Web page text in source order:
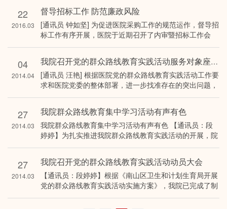
22
2016.03
督导招标工作 防范廉政风险
[通讯员 钟如坚] 为促进医院采购工作的规范运作，督导招
标工作有序开展，医院于近期召开了内审暨招标工作会
议，医院纪委书记张前明、工会…
04
2014.04
我院召开党的群众路线教育实践活动服务对象座谈会
[通讯员 汪艳] 根据医院党的群众路线教育实践活动工作要
求和医院党委的整体部署，进一步找准存在的突出问题，
4月3日下午三点，院党…
27
2014.03
我院群众路线教育集中学习活动有声有色
我院群众路线教育集中学习活动有声有色 【通讯员：段
婷婷】为扎实推进我院群众路线教育实践活动的开展，院
党委每周组织党委…
27
2014.03
我院召开党的群众路线教育实践活动动员大会
【通讯员：段婷婷】根据《南山区卫生和计划生育局开展
党的群众路线教育实践活动实施方案》，我院已完成了制
定活动相关工作方…